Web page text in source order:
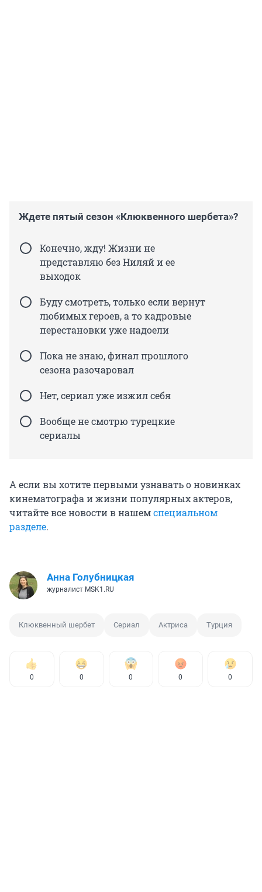
Ждете пятый сезон «Клюквенного шербета»?
Конечно, жду! Жизни не
представляю без Ниляй и ее
выходок
Буду смотреть, только если вернут
любимых героев, а то кадровые
перестановки уже надоели
Пока не знаю, финал прошлого
сезона разочаровал
Нет, сериал уже изжил себя
Вообще не смотрю турецкие
сериалы
А если вы хотите первыми узнавать о новинках
кинематографа и жизни популярных актеров,
читайте все новости в нашемспециальном
разделе.
Анна Голубницкая
журналист MSK1.RU
Клюквенный шербет Сериал Актриса Турция
0 0 0 0 0